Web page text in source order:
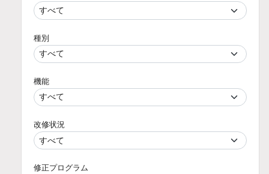
種別
機能
改修状況
修正プログラム